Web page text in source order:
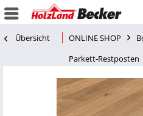
Übersicht ONLINE SHOP
Parkett-Restposten